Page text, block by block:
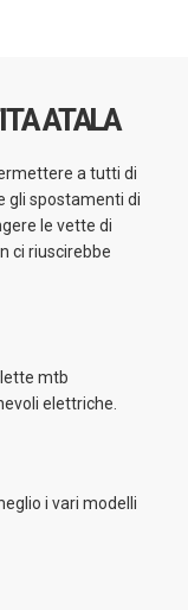
ATALA
a tutti di
gli spostamenti di
le vette di
ci riuscirebbe
mtb
elettriche.
i vari modelli